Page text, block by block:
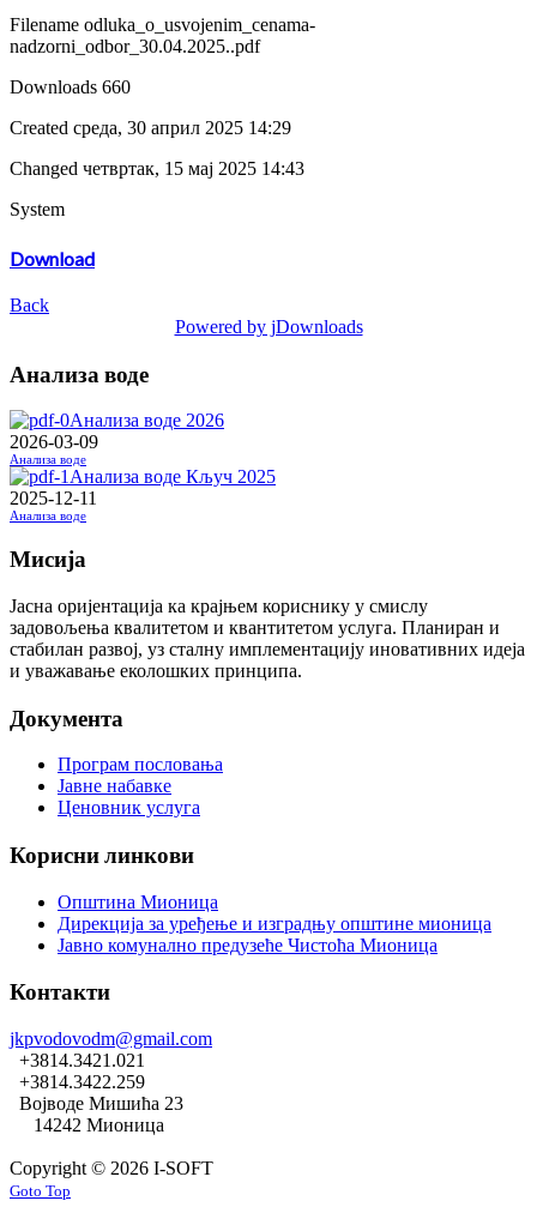
Filename odluka_o_usvojenim_cenama-
nadzorni_odbor_30.04.2025..pdf
Downloads 660
Created среда, 30 април 2025 14:29
Changed четвртак, 15 мај 2025 14:43
System
Download
Back
Powered by jDownloads
Анализа воде
Анализа воде 2026
2026-03-09
Анализа воде
Анализа воде Кључ 2025
2025-12-11
Анализа воде
Мисија
Јасна оријентација ка крајњем кориснику у смислу
задовољења квалитетом и квантитетом услуга. Планиран и
стабилан развој, уз сталну имплементацију иновативних идеја
и уважавање еколошких принципа.
Документа
Програм пословања
Јавне набавке
Ценовник услуга
Корисни линкови
Општина Мионица
Дирекција за уређење и изградњу општине мионица
Јавно комунално предузеће Чистоћа Мионица
Контакти
jkpvodovodm@gmail.com
+3814.3421.021
+3814.3422.259
Војводе Мишића 23
14242 Мионица
Copyright © 2026 I-SOFT
Goto Top